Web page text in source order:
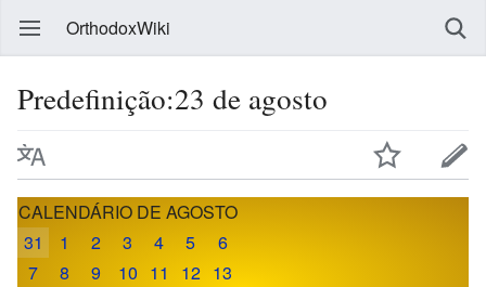
OrthodoxWiki
Predefinição:23 de agosto
CALENDÁRIO DE AGOSTO
31
1 2 3 4 5
6
7
8 9 10 11 12 13